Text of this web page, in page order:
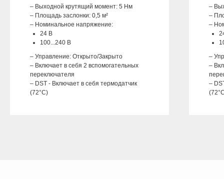
– Выходной крутящий момент: 5 Нм
– Площадь заслонки: 0,5 м²
– Номинальное напряжение:
24 В
100...240 В
– Управление: Открыто/Закрыто
– Включает в себя 2 вспомогательных
переключателя
– DST - Включает в себя термодатчик
(72°C)
–
–
–
–
–
–